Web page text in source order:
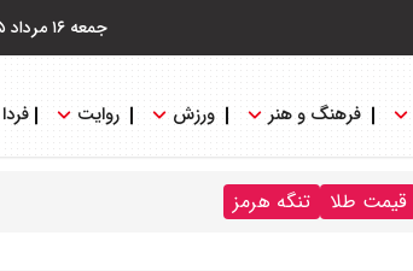
جمعه ۱۶ مرداد ۱۴۰۵
فرهنگ و هنر ورزش روایت فردا
قیمت طلا تنگه هرمز